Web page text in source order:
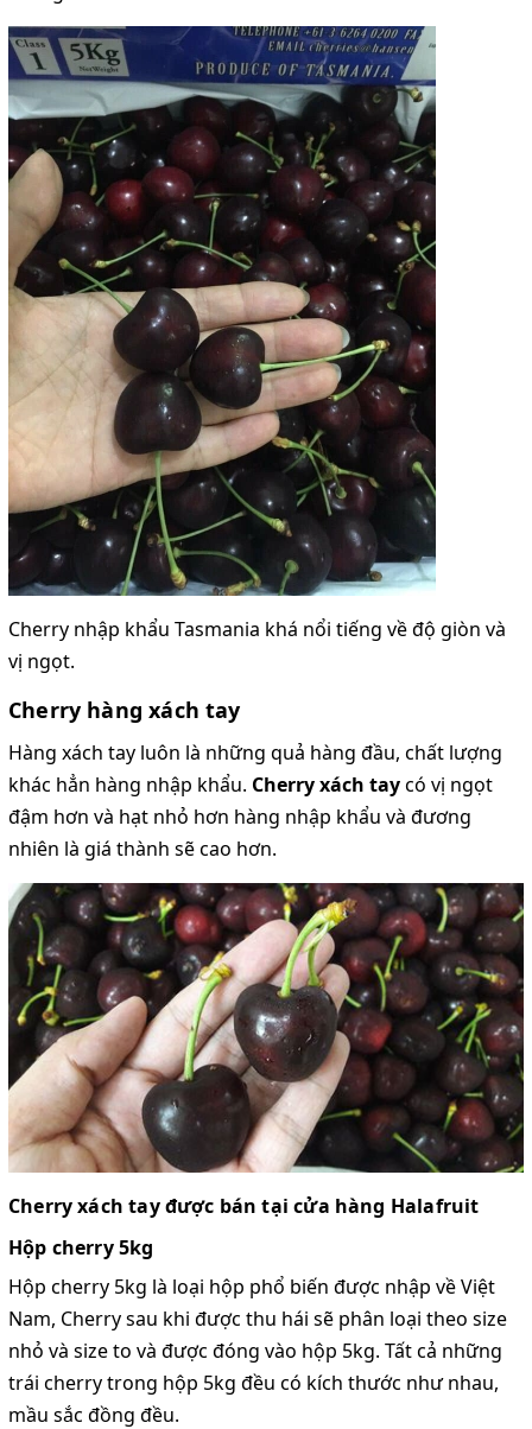
Cherry nhập khẩu Tasmania khá nổi tiếng về độ giòn và
vị ngọt.
Cherry hàng xách tay
Hàng xách tay luôn là những quả hàng đầu, chất lượng
khác hẳn hàng nhập khẩu. Cherry xách taycó vị ngọt
đậm hơn và hạt nhỏ hơn hàng nhập khẩu và đương
nhiên là giá thành sẽ cao hơn.
Cherry xách tay được bán tại cửa hàng Halafruit
Hộp cherry 5kg
Hộp cherry 5kg là loại hộp phổ biến được nhập về Việt
Nam, Cherry sau khi được thu hái sẽ phân loại theo size
nhỏ và size to và được đóng vào hộp 5kg. Tất cả những
trái cherry trong hộp 5kg đều có kích thước như nhau,
mầu sắc đồng đều.